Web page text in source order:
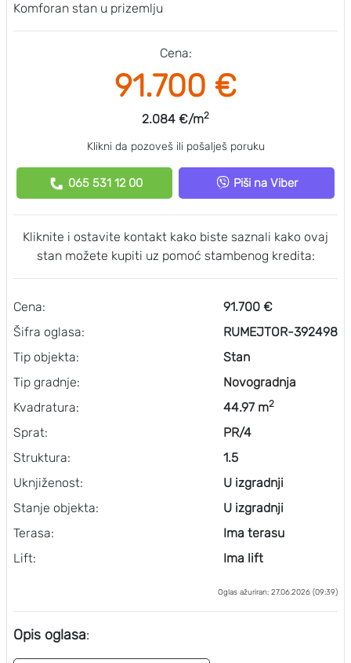
Komforan stan u prizemlju
Cena:
91.700 €
2.084 €/m2
Klikni da pozoveš ili pošalješ poruku
065 531 12 00 Piši na Viber
Kliknite i ostavite kontakt kako biste saznali kako ovaj
stan možete kupiti uz pomoć stambenog kredita:
Cena:
Šifra oglasa:
Tip objekta:
Tip gradnje:
Kvadratura:
Sprat:
Struktura:
Uknjiženost:
Stanje objekta:
Terasa:
Lift:
91.700 €
RUMEJTOR-392498
Stan
Novogradnja
44.97 m2
PR/4
1.5
U izgradnji
U izgradnji
Ima terasu
Ima lift
Oglas ažuriran: 27.06.2026 (09:39)
Opis oglasa: